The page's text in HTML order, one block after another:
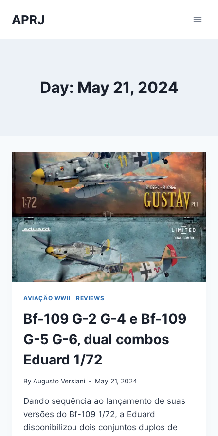
APRJ
Day: May 21, 2024
AVIAÇÃO WWII REVIEWS
Bf-109 G-2 G-4 e Bf-109
G-5 G-6, dual combos
Eduard 1/72
By Augusto Versiani May 21, 2024
Dando sequência ao lançamento de suas
versões do Bf-109 1/72, a Eduard
disponibilizou dois conjuntos duplos de